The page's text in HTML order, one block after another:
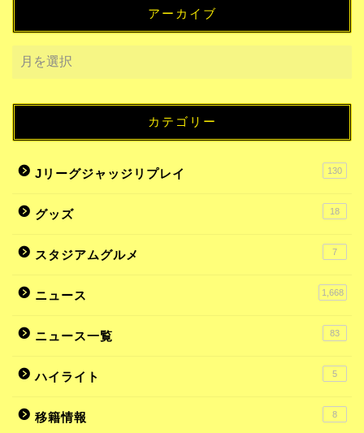
アーカイブ
カテゴリー
Jリーグジャッジリプレイ 130
グッズ 18
スタジアムグルメ 7
ニュース 1,668
ニュース一覧 83
ハイライト 5
移籍情報 8